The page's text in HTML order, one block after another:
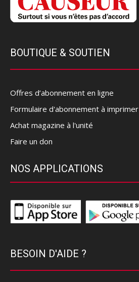
BOUTIQUE & SOUTIEN
Offres d’abonnement en ligne
Formulaire d'abonnement à imprimer
Achat magazine à l'unité
Faire un don
NOS APPLICATIONS
BESOIN D'AIDE ?